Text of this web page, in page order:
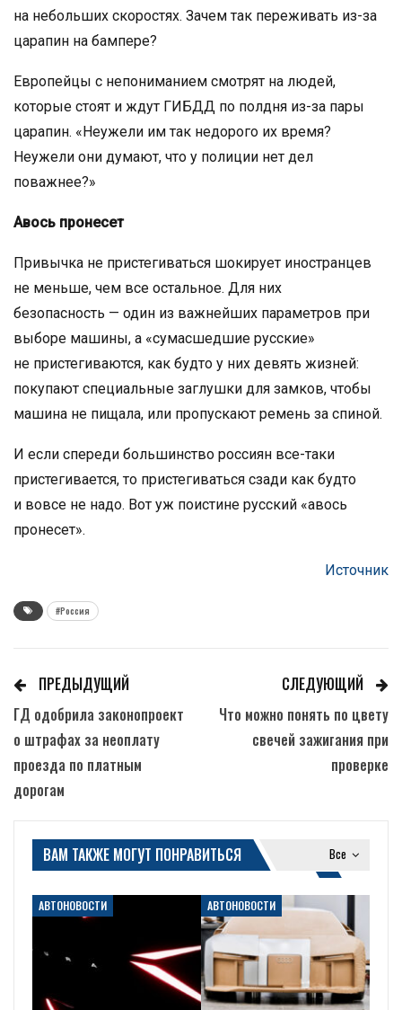
на небольших скоростях. Зачем так переживать из-за
царапин на бампере?
Европейцы с непониманием смотрят на людей,
которые стоят и ждут ГИБДД по полдня из-за пары
царапин. «Неужели им так недорого их время?
Неужели они думают, что у полиции нет дел
поважнее?»
Авось пронесет
Привычка не пристегиваться шокирует иностранцев
не меньше, чем все остальное. Для них
безопасность — один из важнейших параметров при
выборе машины, а «сумасшедшие русские»
не пристегиваются, как будто у них девять жизней:
покупают специальные заглушки для замков, чтобы
машина не пищала, или пропускают ремень за спиной.
И если спереди большинство россиян все-таки
пристегивается, то пристегиваться сзади как будто
и вовсе не надо. Вот уж поистине русский «авось
пронесет».
Источник
#Россия
ПРЕДЫДУЩИЙ
ГД одобрила законопроект
о штрафах за неоплату
проезда по платным
дорогам
СЛЕДУЮЩИЙ
Что можно понять по цвету
свечей зажигания при
проверке
Все
ВАМ ТАКЖЕ МОГУТ ПОНРАВИТЬСЯ
АВТОНОВОСТИ АВТОНОВОСТИ